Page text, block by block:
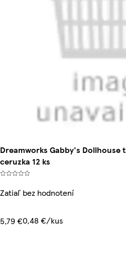
Dreamworks Gabby's
ceruzka 12 ks
Zatiaľ bez hodnotení
5,79 €0,48 €/kus